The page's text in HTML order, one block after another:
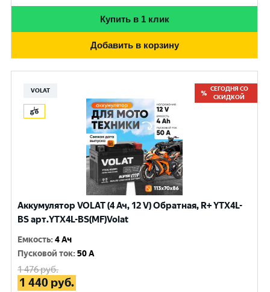
Купить в 1 клик
Добавить в корзину
VOLAT
СЕГОДНЯ СО
СКИДКОЙ
Аккумулятор VOLAT (4 Ач, 12 V) Обратная, R+ YTX4L-
BS арт.YTX4L-BS(MF)Volat
Емкость:4 Ач
Пусковой ток:50 A
1 476руб.
1 440 руб.